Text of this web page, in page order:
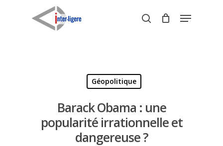
search
Menu
Géopolitique
Barack Obama : une
popularité irrationnelle et
dangereuse ?